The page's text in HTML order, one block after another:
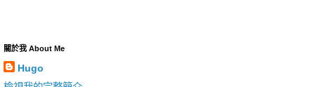
關於我 About Me
Hugo